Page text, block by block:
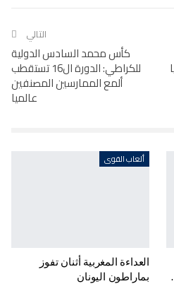
التالي
كأس محمد السادس الدولية
للكراطي: الدورة ال16 تستقطب
ألمع الممارسين المصنفين
عالميا
ألعاب القوى
العداءة المغربية أثنان تفوز
بماراطون اليونان